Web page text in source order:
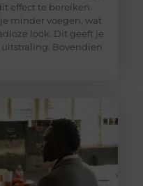
effect te bereiken.
minder voegen, wat
look. Dit geeft je
Bovendien